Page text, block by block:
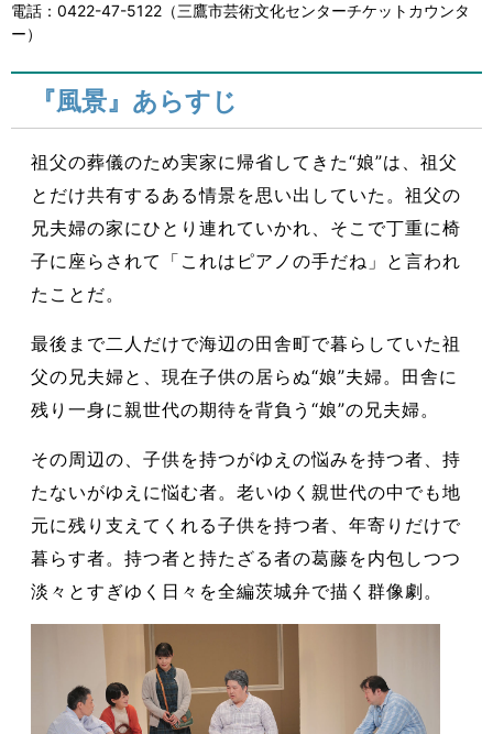
電話：0422-47-5122（三鷹市芸術文化センターチケットカウンタ
ー）
『風景』あらすじ
祖父の葬儀のため実家に帰省してきた“娘”は、祖父
とだけ共有するある情景を思い出していた。祖父の
兄夫婦の家にひとり連れていかれ、そこで丁重に椅
子に座らされて「これはピアノの手だね」と言われ
たことだ。
最後まで二人だけで海辺の田舎町で暮らしていた祖
父の兄夫婦と、現在子供の居らぬ“娘”夫婦。田舎に
残り一身に親世代の期待を背負う“娘”の兄夫婦。
その周辺の、子供を持つがゆえの悩みを持つ者、持
たないがゆえに悩む者。老いゆく親世代の中でも地
元に残り支えてくれる子供を持つ者、年寄りだけで
暮らす者。持つ者と持たざる者の葛藤を内包しつつ
淡々とすぎゆく日々を全編茨城弁で描く群像劇。